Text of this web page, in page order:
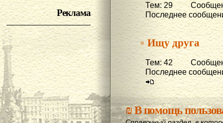
Реклама
Тем: 29
Последнее
▫ Ищу друга
Тем: 42
Последнее
₪В помощь